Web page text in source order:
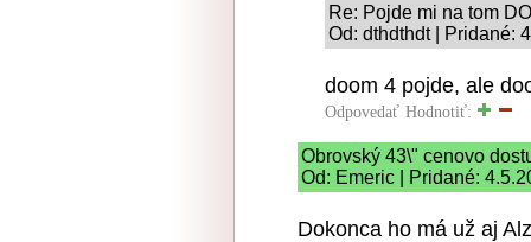
Re: Pojde mi na tom
Od: dthdthdt | Pridané:
doom 4 pojde, ale
Odpovedať Hodnotiť:
Obrovský 43\" cenovo
Od: Emeric | Pridané:
Dokonca ho má už aj